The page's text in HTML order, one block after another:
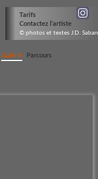
Galerie
Parcours
Tarifs
Contactez l'artiste
© photos et textes J.D. Saban